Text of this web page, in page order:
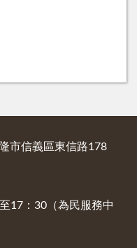
市信義區東信路178
17：30（為民服務中